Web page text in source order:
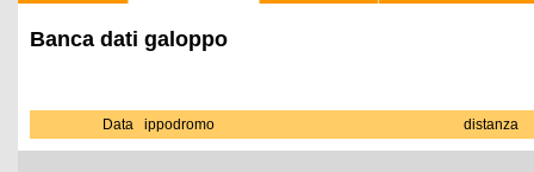
Banca dati galoppo
Data ippodromo distanza